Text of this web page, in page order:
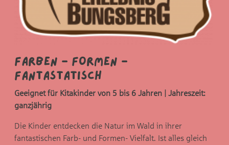
Farben - Formen -
Fantastatisch
Geeignet für Kitakinder von 5 bis 6 Jahren | Jahreszeit:
ganzjährig
Die Kinder entdecken die Natur im Wald in ihrer
fantastischen Farb- und Formen- Vielfalt. Ist alles gleich